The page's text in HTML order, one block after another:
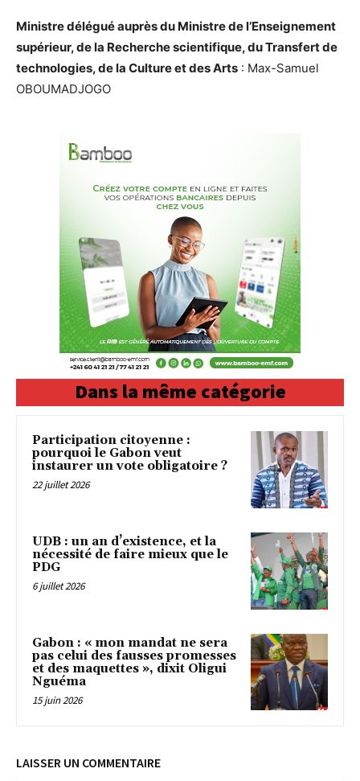
Ministre délégué auprès du Ministre de l’Enseignement
supérieur, de la Recherche scientifique, du Transfert de
technologies, de la Culture et des Arts : Max-Samuel
OBOUMADJOGO
Dans la même catégorie
Participation citoyenne :
pourquoi le Gabon veut
instaurer un vote obligatoire ?
22 juillet 2026
UDB : un an d’existence, et la
nécessité de faire mieux que le
PDG
6 juillet 2026
Gabon : « mon mandat ne sera
pas celui des fausses promesses
et des maquettes », dixit Oligui
Nguéma
15 juin 2026
LAISSER UN COMMENTAIRE